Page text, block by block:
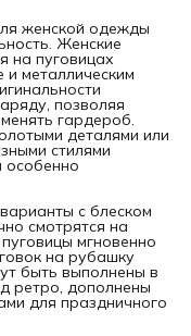
женской одежды
Женские
на пуговицах
металлическим
позволяя
гардероб.
деталями или
стилями
особенно
с блеском
смотрятся на
мгновенно
на рубашку
быть выполнены в
ретро, дополнены
для праздничного